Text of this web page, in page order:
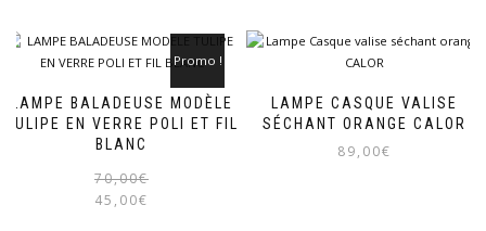
LAMPE BALADEUSE MODÈLE
TULIPE EN VERRE POLI ET FIL
BLANC
Promo !
70,00€
45,00€
LAMPE CASQUE VALISE
SÉCHANT ORANGE CALOR
89,00€